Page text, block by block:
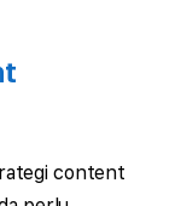
content